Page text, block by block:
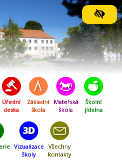
Úřední
deska
Základní
škola
Mateřská
škola
Školní
jídelna
Vizualizace
školy
Všechny
kontakty